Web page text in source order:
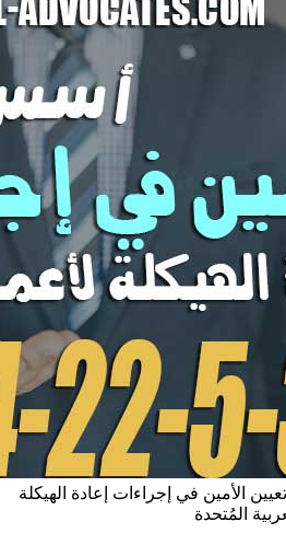
الأمين في إجراءات إعادة الهيكلة
المُتحدة